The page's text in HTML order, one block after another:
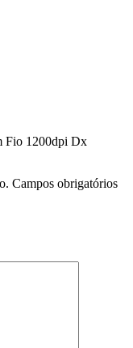
Fio 1200dpi Dx
Campos obrigatórios